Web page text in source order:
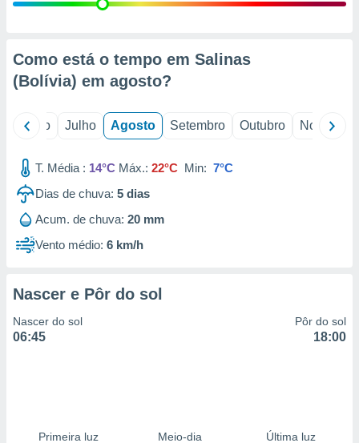
através
estudos
1199
Como está o tempo em Salinas
(Bolívia) em agosto?
Junho Julho Agosto Setembro Outubro Novembro
T. Média : 14°C Máx.: 22°C Min: 7°C
Dias de chuva: 5 dias
Acum. de chuva: 20 mm
Vento médio: 6 km/h
Nascer e Pôr do sol
Nascer do sol
06:45
Pôr do sol
18:00
Primeira luz
Meio-dia
Última luz